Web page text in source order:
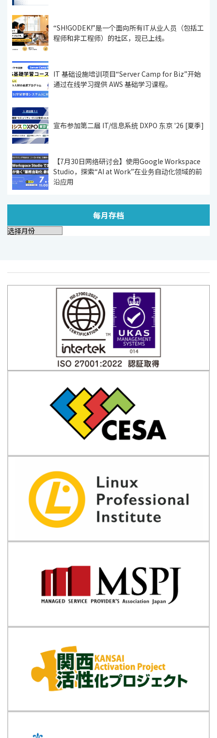
“SH!GODEK!”是一个面向所有IT从业人员（包括工
程师和非工程师）的社区，现已上线。
IT 基础设施培训项目“Server Camp for Biz”开始
通过在线学习提供 AWS 基础学习课程。
宣布参加第二届 IT/信息系统 DXPO 东京 '26 [夏季]
【7月30日网络研讨会】使用Google Workspace
Studio，探索“AI at Work”在业务自动化领域的前
沿应用
每月存档